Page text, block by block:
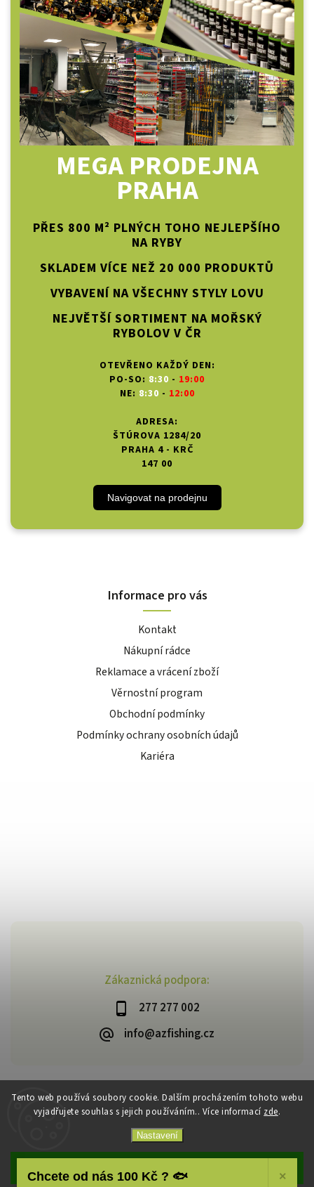
Tento web používá soubory cookie. Dalším procházením tohoto webu
vyjadřujete souhlas s jejich používáním.. Více informací zde.
Nastavení
Souhlasím
Zákaznická podpora:
277 277 002
info@azfishing.cz
MEGA PRODEJNA
PRAHA
PŘES 800 M² PLNÝCH TOHO NEJLEPŠÍHO
NA RYBY
SKLADEM VÍCE NEŽ 20 000 PRODUKTŮ
VYBAVENÍ NA VŠECHNY STYLY LOVU
NEJVĚTŠÍ SORTIMENT NA MOŘSKÝ
RYBOLOV V ČR
OTEVŘENO KAŽDÝ DEN:
PO-SO: 8:30 - 19:00
NE: 8:30 - 12:00
ADRESA:
ŠTÚROVA 1284/20
PRAHA 4 - KRČ
147 00
Navigovat na prodejnu
Informace pro vás
Kontakt
Nákupní rádce
Reklamace a vrácení zboží
Věrnostní program
Obchodní podmínky
Podmínky ochrany osobních údajů
Kariéra
Copyright 2026AzFishing.cz. Všechna práva vyhrazena.
VytvořilShoptet| Design
Chcete od nás 100 Kč ? 🐟 ×